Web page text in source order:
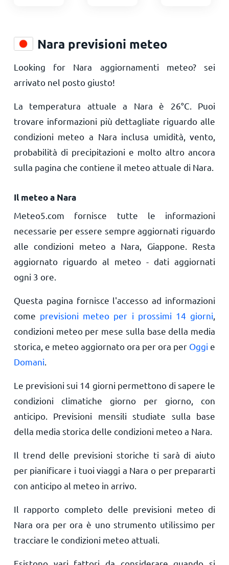
Nara previsioni meteo
Looking for Nara aggiornamenti meteo? sei
arrivato nel posto giusto!
La temperatura attuale a Nara è 26°C . Puoi
trovare informazioni più dettagliate riguardo alle
condizioni meteo a Nara inclusa umidità, vento,
probabilità di precipitazioni e molto altro ancora
sulla pagina che contiene il meteo attuale di Nara.
Il meteo a Nara
Meteo5.com fornisce tutte le informazioni
necessarie per essere sempre aggiornati riguardo
alle condizioni meteo a Nara, Giappone. Resta
aggiornato riguardo al meteo - dati aggiornati
ogni 3 ore.
Questa pagina fornisce l'accesso ad informazioni
come previsioni meteo per i prossimi 14 giorni
condizioni meteo per mese sulla base della media
storica, e meteo aggiornato ora per ora per Oggi e
Domani
Le previsioni sui 14 giorni permettono di sapere le
condizioni climatiche giorno per giorno, con
anticipo. Previsioni mensili studiate sulla base
della media storica delle condizioni meteo a Nara.
Il trend delle previsioni storiche ti sarà di aiuto
per pianificare i tuoi viaggi a Nara o per prepararti
con anticipo al meteo in arrivo.
Il rapporto completo delle previsioni meteo di
Nara ora per ora è uno strumento utilissimo per
tracciare le condizioni meteo attuali.